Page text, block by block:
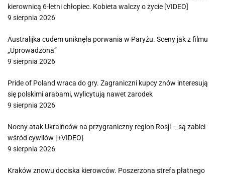
kierownicą 6-letni chłopiec. Kobieta walczy o życie [VIDEO]
9 sierpnia 2026
Australijka cudem uniknęła porwania w Paryżu. Sceny jak z filmu
„Uprowadzona”
9 sierpnia 2026
Pride of Poland wraca do gry. Zagraniczni kupcy znów interesują
się polskimi arabami, wylicytują nawet zarodek
9 sierpnia 2026
Nocny atak Ukraińców na przygraniczny region Rosji – są zabici
wśród cywilów [+VIDEO]
9 sierpnia 2026
Kraków znowu dociska kierowców. Poszerzona strefa płatnego